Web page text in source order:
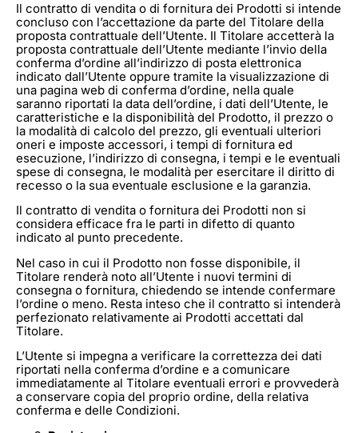
Il contratto di vendita o di fornitura dei Prodotti si intende
concluso con l’accettazione da parte del Titolare della
proposta contrattuale dell’Utente. Il Titolare accetterà la
proposta contrattuale dell’Utente mediante l’invio della
conferma d’ordine all’indirizzo di posta elettronica
indicato dall’Utente oppure tramite la visualizzazione di
una pagina web di conferma d’ordine, nella quale
saranno riportati la data dell’ordine, i dati dell’Utente, le
caratteristiche e la disponibilità del Prodotto, il prezzo o
la modalità di calcolo del prezzo, gli eventuali ulteriori
oneri e imposte accessori, i tempi di fornitura ed
esecuzione, l’indirizzo di consegna, i tempi e le eventuali
spese di consegna, le modalità per esercitare il diritto di
recesso o la sua eventuale esclusione e la garanzia.
Il contratto di vendita o fornitura dei Prodotti non si
considera efficace fra le parti in difetto di quanto
indicato al punto precedente.
Nel caso in cui il Prodotto non fosse disponibile, il
Titolare renderà noto all’Utente i nuovi termini di
consegna o fornitura, chiedendo se intende confermare
l’ordine o meno. Resta inteso che il contratto si intenderà
perfezionato relativamente ai Prodotti accettati dal
Titolare.
L’Utente si impegna a verificare la correttezza dei dati
riportati nella conferma d’ordine e a comunicare
immediatamente al Titolare eventuali errori e provvederà
a conservare copia del proprio ordine, della relativa
conferma e delle Condizioni.